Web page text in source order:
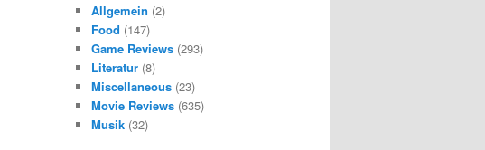
Allgemein (2)
Food (147)
Game Reviews (293)
Literatur (8)
Miscellaneous (23)
Movie Reviews (635)
Musik (32)